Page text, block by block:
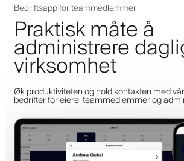
Bedriftsapp for teammedlemmer
Praktisk måte å
administrere
virksomhet
Øk produktiviteten og hold kontakten med
bedrifter for eiere, teammedlemmer og